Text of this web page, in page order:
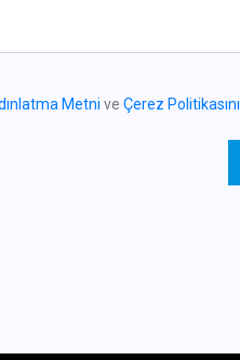
Metni ve Çerez Politikasını